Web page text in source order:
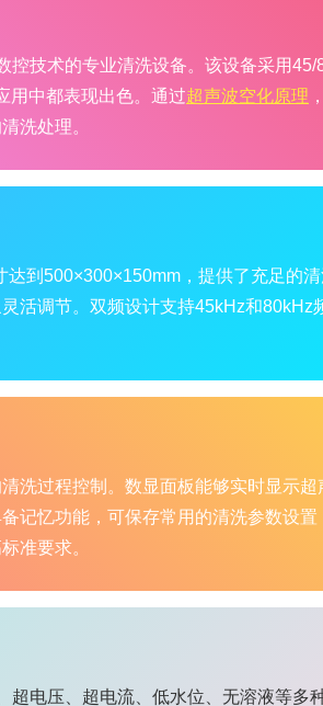
控技术的专业清洗设备。该设备采用
用中都表现出色。通过超声波空化原理
洗处理。
到500×300×150mm，提供了充足的
活调节。双频设计支持45kHz和80kHz
洗过程控制。数显面板能够实时显示
记忆功能，可保存常用的清洗参数设置
准要求。
电压、超电流、低水位、无溶液等多